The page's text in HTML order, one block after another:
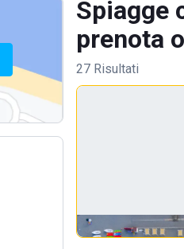
Spiagge
prenota
27 Risultati